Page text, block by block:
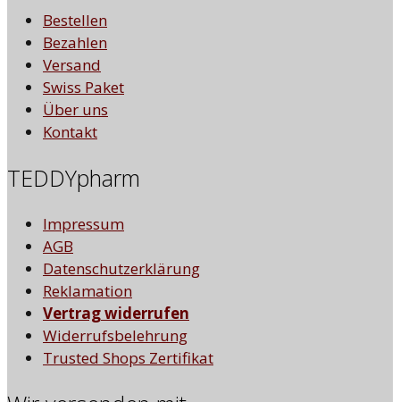
Bestellen
Bezahlen
Versand
Swiss Paket
Über uns
Kontakt
TEDDYpharm
Impressum
AGB
Datenschutzerklärung
Reklamation
Vertrag widerrufen
Widerrufsbelehrung
Trusted Shops Zertifikat